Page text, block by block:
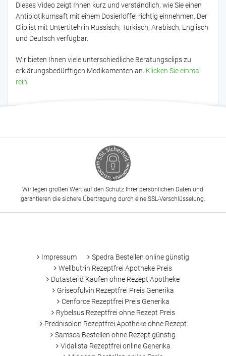
Dieses Video zeigt Ihnen kurz und verständlich, wie Sie einen
Antibiotikumsaft mit einem Dosierlöffel richtig einnehmen. Der
Clip ist mit Untertiteln in Russisch, Türkisch, Arabisch, Englisch
und Deutsch verfügbar.
Wir bieten Ihnen viele unterschiedliche Beratungsclips zu
erklärungsbedürftigen Medikamenten an. Klicken Sie einmal
rein!
Wir legen großen Wert auf den Schutz Ihrer persönlichen Daten und
garantieren die sichere Übertragung durch eine SSL-Verschlüsselung.
Impressum
Spedra Bestellen online günstig
Wellbutrin Rezeptfrei Apotheke Preis
Dutasterid Kaufen ohne Rezept Apotheke
Griseofulvin Rezeptfrei Preis Generika
Cenforce Rezeptfrei Preis Generika
Rybelsus Rezeptfrei ohne Rezept Preis
Prednisolon Rezeptfrei Apotheke ohne Rezept
Samsca Bestellen ohne Rezept günstig
Vidalista Rezeptfrei online Generika